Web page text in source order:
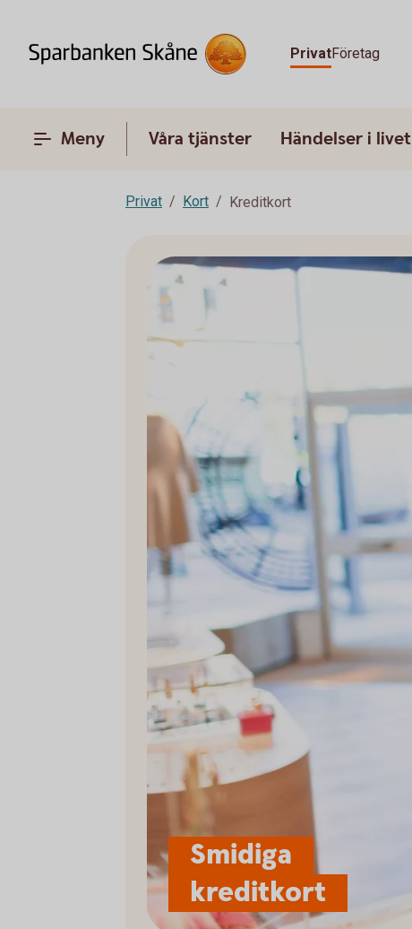
PrivatFöretag
Meny Våra tjänster Händelser i livet
Privat Kort Kreditkort
Smidiga
kreditkort